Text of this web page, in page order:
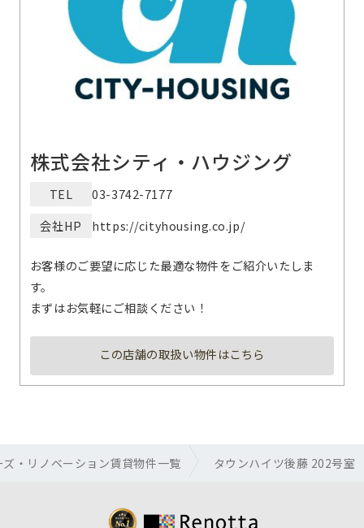
株式会社シティ・ハウジング
TEL
03-3742-7177
会社HP
https://cityhousing.co.jp/
お客様のご要望に応じた最適な物件をご紹介いたしま
す。
まずはお気軽にご相談ください！
この店舗の取扱い物件はこちら
・リノベーション賃貸物件一覧 タウンハイツ後藤 202号室